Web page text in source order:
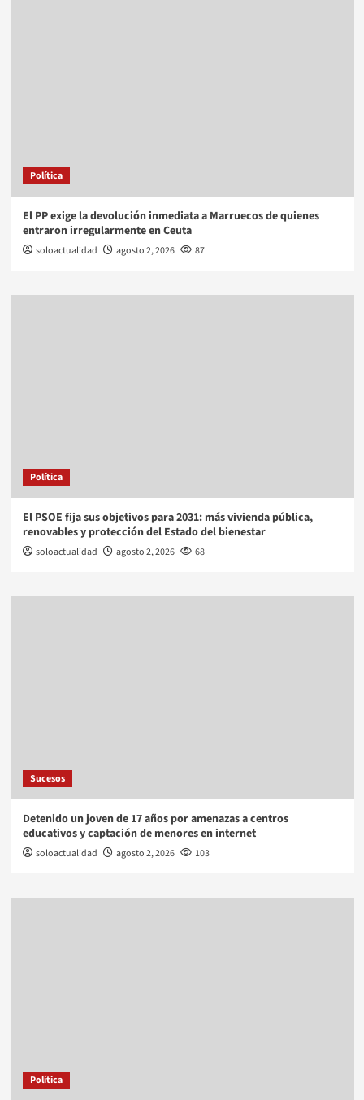
Política
El PP exige la devolución inmediata a Marruecos de quienes
entraron irregularmente en Ceuta
soloactualidad agosto 2, 2026 87
Política
El PSOE fija sus objetivos para 2031: más vivienda pública,
renovables y protección del Estado del bienestar
soloactualidad agosto 2, 2026 68
Sucesos
Detenido un joven de 17 años por amenazas a centros
educativos y captación de menores en internet
soloactualidad agosto 2, 2026 103
Política